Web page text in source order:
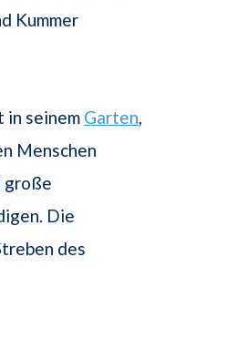
Kummer
in seinem Garten,
Menschen
große
Die
des